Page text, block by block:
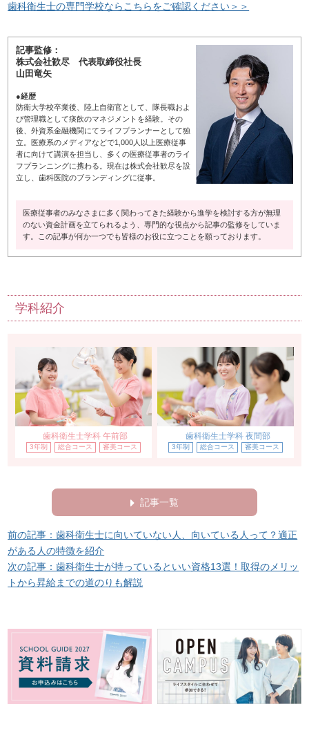
歯科衛生士の専門学校ならこちらをご確認ください＞＞
記事監修：
株式会社歓尽 代表取締役社長
山田竜矢
●経歴
防衛大学校卒業後、陸上自衛官として、隊長職およ
び管理職として痰飲のマネジメントを経験。その
後、外資系金融機関にてライフプランナーとして独
立。医療系のメディアなどで1,000人以上医療従事
者に向けて講演を担当し、多くの医療従事者のライ
フプランニングに携わる。現在は株式会社歓尽を設
立し、歯科医院のブランディングに従事。
医療従事者のみなさまに多く関わってきた経験から進学を検討する方が無理
のない資金計画を立てられるよう、専門的な視点から記事の監修をしていま
す。この記事が何か一つでも皆様のお役に立つことを願っております。
学科紹介
歯科衛生士学科 午前部
3年制 総合コース 審美コース
歯科衛生士学科 夜間部
3年制 総合コース 審美コース
記事一覧
前の記事：歯科衛生士に向いていない人、向いている人って？適正
がある人の特徴を紹介
次の記事：歯科衛生士が持っているといい資格13選！取得のメリッ
トから昇給までの道のりも解説